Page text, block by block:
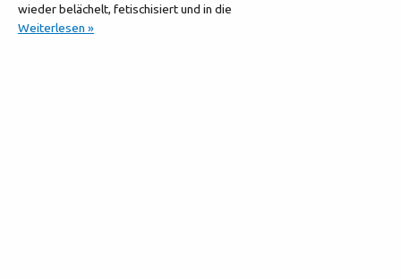
wieder belächelt, fetischisiert und in die
Weiterlesen »